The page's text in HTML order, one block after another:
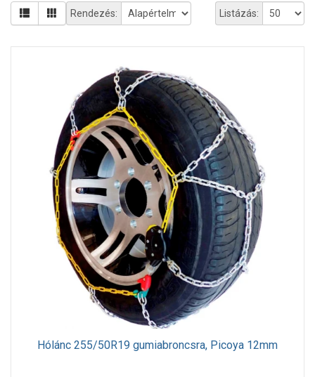
Listázás:
Rendezés:
Hólánc 255/50R19 gumiabroncsra, Picoya 12mm